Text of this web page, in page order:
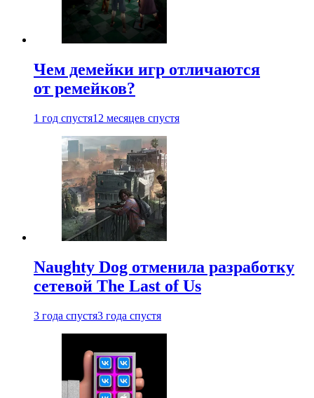
Чем демейки игр отличаются
от ремейков?
1 год спустя12 месяцев спустя
Naughty Dog отменила разработку
сетевой The Last of Us
3 года спустя3 года спустя